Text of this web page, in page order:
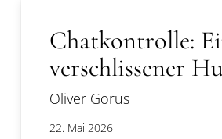
Chatkontrolle:
verschlissener
Oliver Gorus
22. Mai 2026